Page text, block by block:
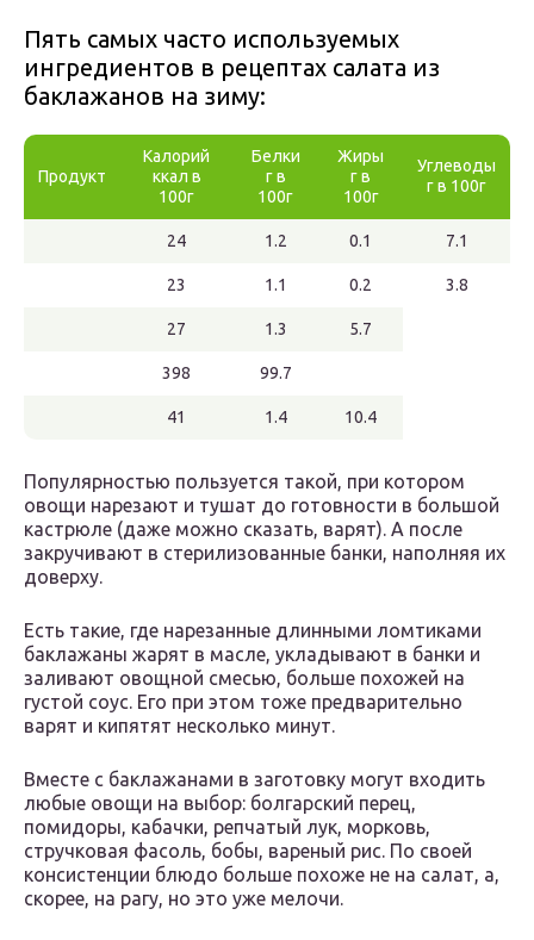
Пять самых часто используемых
ингредиентов в рецептах салата из
баклажанов на зиму:
Продукт
Калорий
ккал в
100г
Белки
г в
100г
Жиры
г в
100г
Углеводы
г в 100г
24 1.2 0.1 7.1
23 1.1 0.2 3.8
27 1.3 5.7
398 99.7
41 1.4 10.4
Популярностью пользуется такой, при котором
овощи нарезают и тушат до готовности в большой
кастрюле (даже можно сказать, варят). А после
закручивают в стерилизованные банки, наполняя их
доверху.
Есть такие, где нарезанные длинными ломтиками
баклажаны жарят в масле, укладывают в банки и
заливают овощной смесью, больше похожей на
густой соус. Его при этом тоже предварительно
варят и кипятят несколько минут.
Вместе с баклажанами в заготовку могут входить
любые овощи на выбор: болгарский перец,
помидоры, кабачки, репчатый лук, морковь,
стручковая фасоль, бобы, вареный рис. По своей
консистенции блюдо больше похоже не на салат, а,
скорее, на рагу, но это уже мелочи.